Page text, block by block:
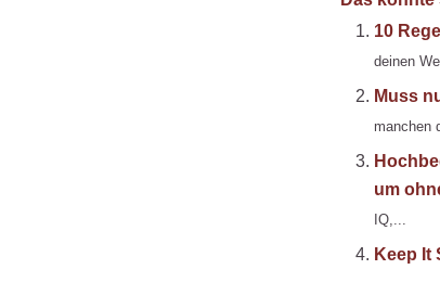
10
deinen
Muss
manchen
um
IQ,...
Keep It